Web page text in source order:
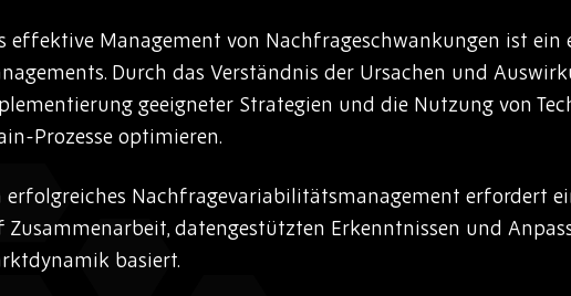
effektive Management von Nachfrageschwankungen ist ein
Durch das Verständnis der Ursachen und
geeigneter Strategien und die Nutzung von
Prozesse optimieren.
erfolgreiches Nachfragevariabilitätsmanagement erfordert
Zusammenarbeit, datengestützten Erkenntnissen und
basiert.